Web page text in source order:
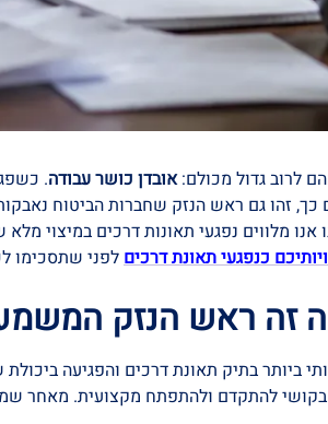
לרוב גדול מכולם:אובדן כושר עבודה.
זהו גם ראש הנזק שחברות הביטוח
מלווים נפגעי תאונות דרכים במיצוי
כנפגעי תאונת דרכיםלפני שתסכימו
זה ראש הנזק
ביותר בתיק תאונת דרכים והפגיעה
להתקדם ולהתפתח מקצועית. מאחר